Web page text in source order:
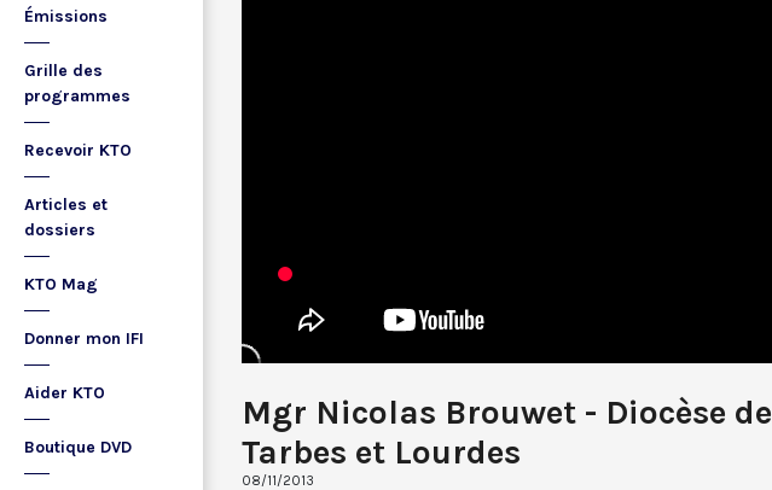
Émissions
Grille des
programmes
Recevoir KTO
Articles et
dossiers
KTO Mag
Donner mon IFI
Aider KTO
Boutique DVD
Mgr Nicolas Brouwet - Diocèse de
Tarbes et Lourdes
08/11/2013